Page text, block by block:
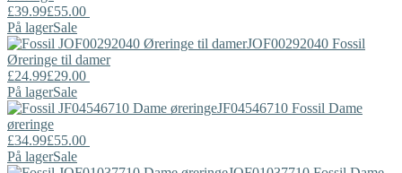
£39.99£55.00
På lagerSale
JOF00292040 Fossil
Øreringe til damer
£24.99£29.00
På lagerSale
JF04546710 Fossil Dame
øreringe
£34.99£55.00
På lagerSale